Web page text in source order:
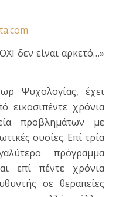
δεν είναι αρκετό…»
Ψυχολογίας, έχει
εικοσιπέντε χρόνια
προβλημάτων με
ουσίες. Επί τρία
πρόγραμμα
επί πέντε χρόνια
σε θεραπείες